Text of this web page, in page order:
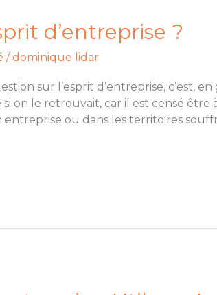
d’entreprise ?
/ dominique lidar
sur l’esprit d’entreprise, c’est,
on le retrouvait, car il est censé
ou dans les territoires